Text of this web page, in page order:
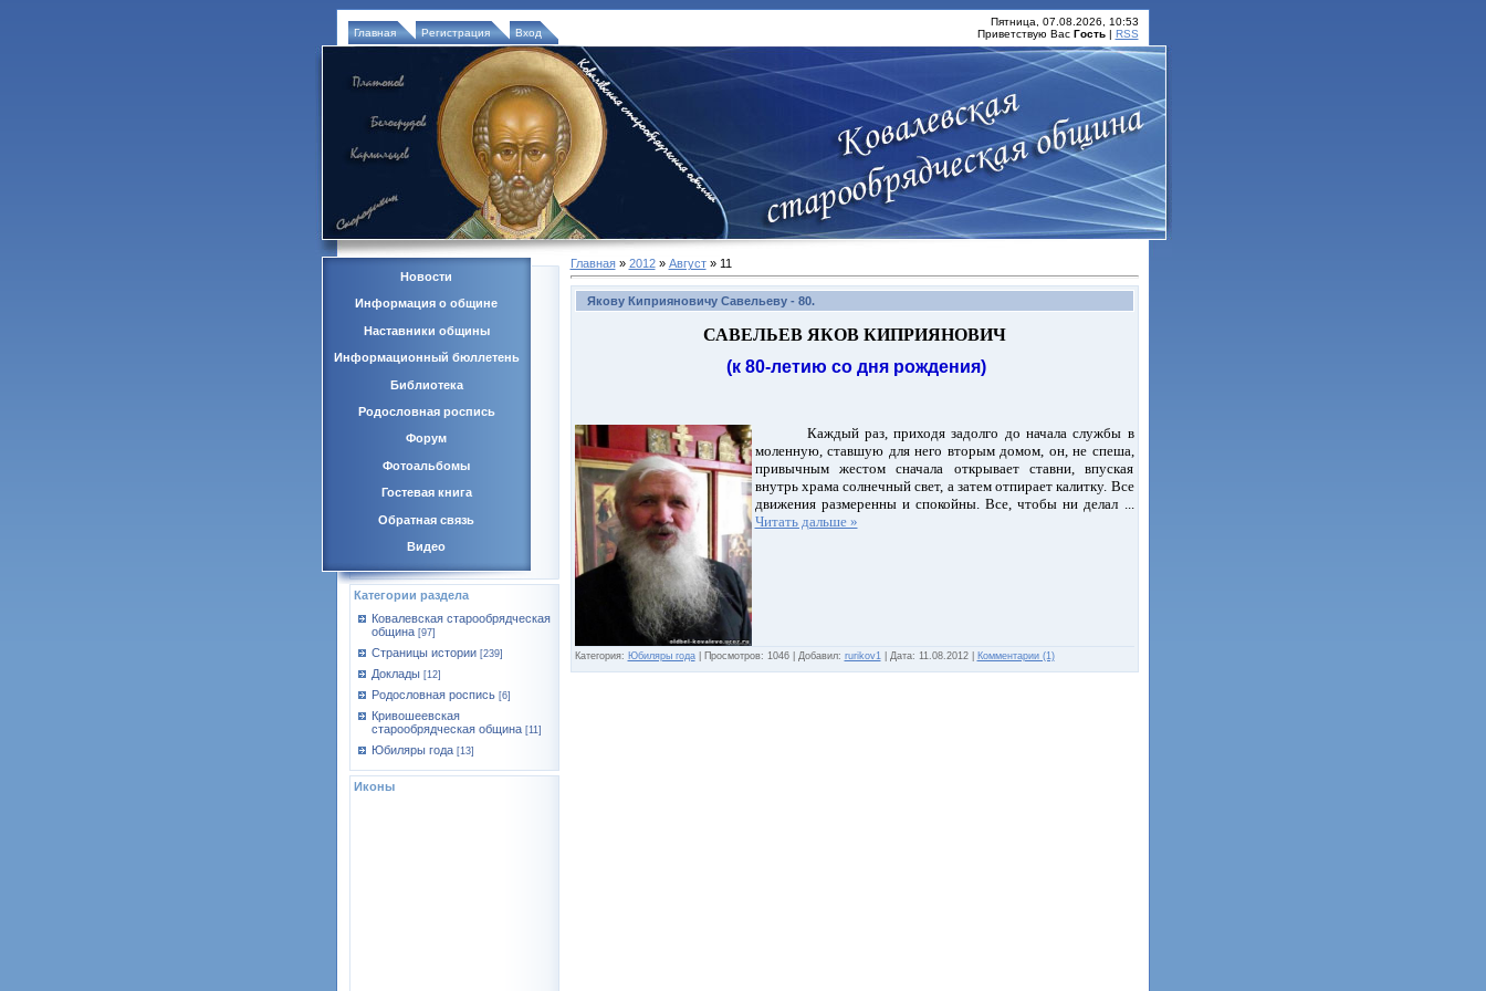
Главная Регистрация Вход
Пятница, 07.08.2026, 10:53
Приветствую Вас Гость| RSS
Новости
Информация о общине
Наставники общины
Информационный бюллетень
Библиотека
Родословная роспись
Форум
Фотоальбомы
Гостевая книга
Обратная связь
Видео
Категории раздела
Ковалевская старообрядческая
община [97]
Страницы истории [239]
Доклады [12]
Родословная роспись [6]
Кривошеевская
старообрядческая община [11]
Юбиляры года [13]
Иконы
Главная» 2012 » Август » 11
Якову Киприяновичу Савельеву - 80.
САВЕЛЬЕВ ЯКОВ КИПРИЯНОВИЧ
(к 80-летию со дня рождения)
Каждый раз, приходя задолго до начала службы в
моленную, ставшую для него вторым домом, он, не спеша,
привычным жестом сначала открывает ставни, впуская
внутрь храма солнечный свет, а затем отпирает калитку. Все
движения размеренны и спокойны. Все, чтобы ни делал ...
Читать дальше »
Категория: Юбиляры года Просмотров: 1046 Добавил: rurikov1 Дата: 11.08.2012 Комментарии (1)